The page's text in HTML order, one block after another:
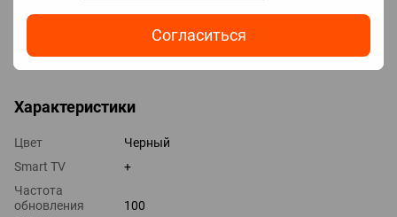
Согласиться
Версия HDMI v 2.1
Технологии HDMI VRR, ALLM
Выходы оптический
Характеристики
Цвет
Черный
Smart TV
+
Частота
обновления
100